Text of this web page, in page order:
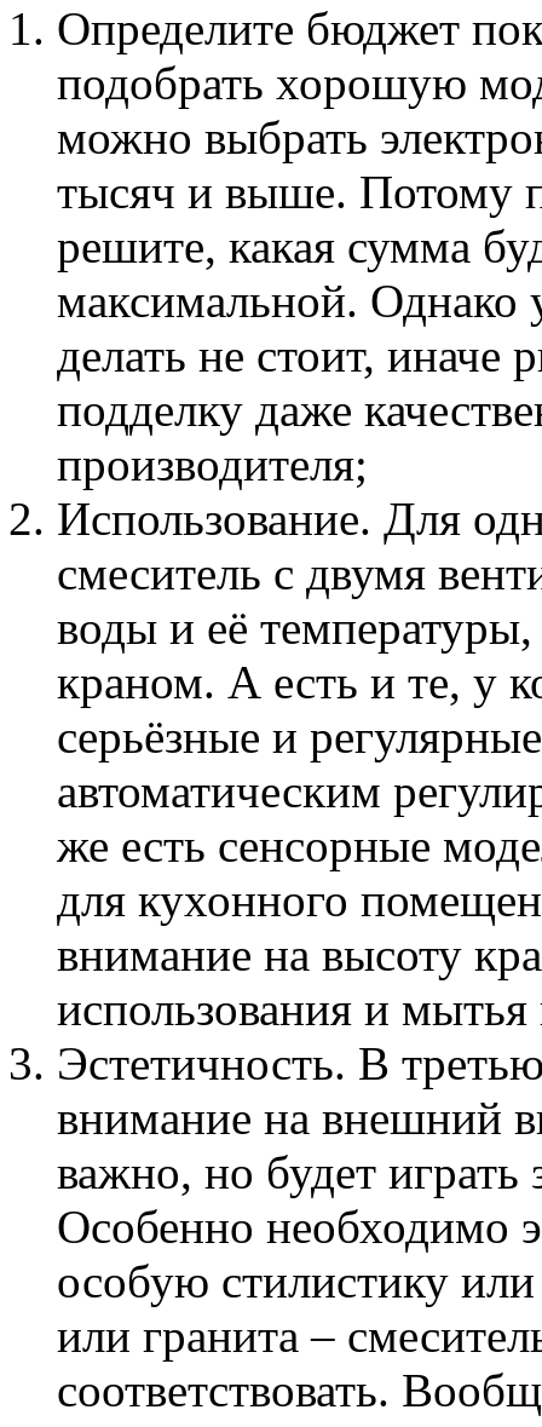
Определите бюджет
подобрать хорошую
можно выбрать
тысяч и выше. Потому
решите, какая сумма
максимальной. Однако
делать не стоит, иначе
подделку даже
производителя;
Использование. Для
смеситель с двумя
воды и её
краном. А есть и те, у
серьёзные и
автоматическим
же есть сенсорные
для кухонного
внимание на высоту
использования и
Эстетичность. В
внимание на внешний
важно, но будет
Особенно необходимо
особую стилистику
или гранита –
соответствовать.